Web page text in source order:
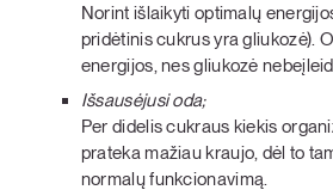
Norint išlaikyti optimalų
pridėtinis cukrus yra gliukozė).
energijos, nes gliukozė
Išsausėjusi oda;
Per didelis cukraus kiekis
prateka mažiau kraujo, dėl to
normalų funkcionavimą.